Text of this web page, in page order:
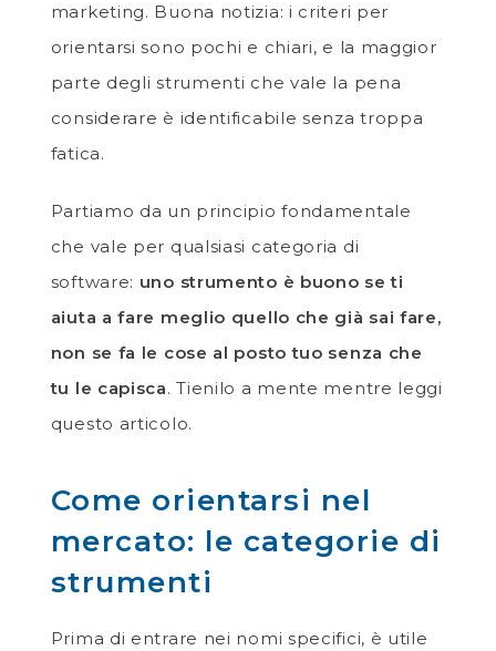
marketing. Buona notizia: i criteri per
orientarsi sono pochi e chiari, e la maggior
parte degli strumenti che vale la pena
considerare è identificabile senza troppa
fatica.
Partiamo da un principio fondamentale
che vale per qualsiasi categoria di
software: uno strumento è buono se ti
aiuta a fare meglio quello che già sai fare,
non se fa le cose al posto tuo senza che
tu le capisca. Tienilo a mente mentre leggi
questo articolo.
Come orientarsi nel
mercato: le categorie di
strumenti
Prima di entrare nei nomi specifici, è utile